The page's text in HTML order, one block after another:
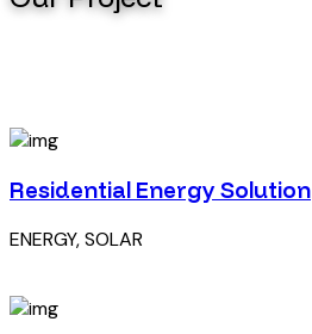
Residential Energy Solution
ENERGY, SOLAR